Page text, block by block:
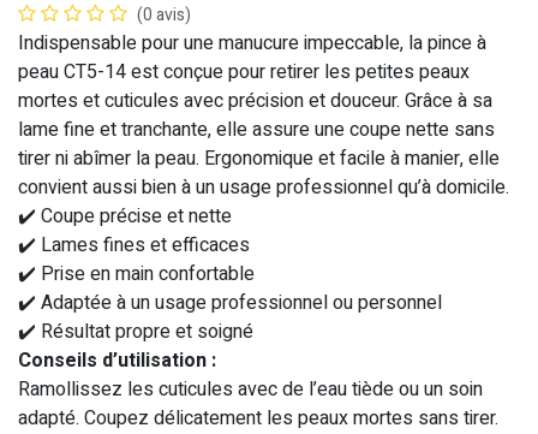
(0 avis)
Indispensable pour une manucure impeccable, la pince à
peau CT5-14 est conçue pour retirer les petites peaux
mortes et cuticules avec précision et douceur. Grâce à sa
lame fine et tranchante, elle assure une coupe nette sans
tirer ni abîmer la peau. Ergonomique et facile à manier, elle
convient aussi bien à un usage professionnel qu’à domicile.
✔️ Coupe précise et nette
✔️ Lames fines et efficaces
✔️ Prise en main confortable
✔️ Adaptée à un usage professionnel ou personnel
✔️ Résultat propre et soigné
Conseils d’utilisation :
Ramollissez les cuticules avec de l’eau tiède ou un soin
adapté. Coupez délicatement les peaux mortes sans tirer.